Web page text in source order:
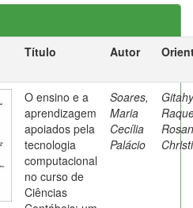
Título Autor
O ensino e a
aprendizagem
apoiados pela
tecnologia
computacional
no curso de
Ciências
Soares,
Maria
Cecília
Palácio
Rosan